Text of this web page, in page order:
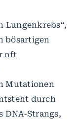
Lungenkrebs“,
bösartigen
oft
Mutationen
durch
DNA-Strangs,